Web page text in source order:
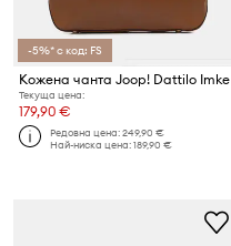
-5%* с код: FS
Кожена чанта Joop! Dattilo Imke
Текуща цена:
179,90 €
Редовна цена:249,90 €
Най-ниска цена:189,90 €